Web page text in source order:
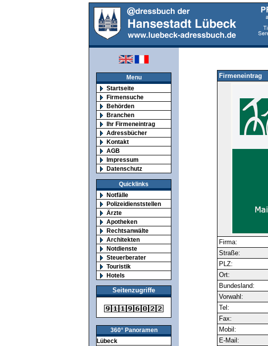
Menu
Startseite
Firmensuche
Behörden
Branchen
Ihr Firmeneintrag
Adressbücher
Kontakt
AGB
Impressum
Datenschutz
Quicklinks
Notfälle
Polizeidienststellen
Ärzte
Apotheken
Rechtsanwälte
Architekten
Notdienste
Steuerberater
Touristik
Hotels
Seitenzugriffe
360° Panoramen
Lübeck
Firmeneintrag
Firma:
Straße:
PLZ:
Ort:
Bundesland:
Vorwahl:
Tel:
Fax:
Mobil:
E-Mail: